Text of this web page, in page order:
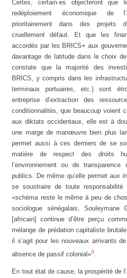
Certes, certain·es objecteront que
redéploiement économique de
prioritairement dans des projets
cruellement défaut. Et que les
accordés par les BRICS+ aux
davantage de latitude dans le choix
constate que la majorité des
BRICS, y compris dans les
terminaux portuaires, etc.) sont
entreprise d’extraction des
conditionnalités, que beaucoup voient
aux diktats occidentaux, elle est à
une marge de manœuvre bien plus
permet aussi à ces derniers de se
matière de respect des droits
l’environnement ou de
publics. De même qu’elle permet aux
se soustraire de toute
«schéma reste le même à peu de
sociologue sénégalais,
[africain] continue d’être perçu
mélange de prédation capitaliste
il s’agit pour les nouveaux arrivants
absence de passif colonial»9.
En tout état de cause, la prospérité de